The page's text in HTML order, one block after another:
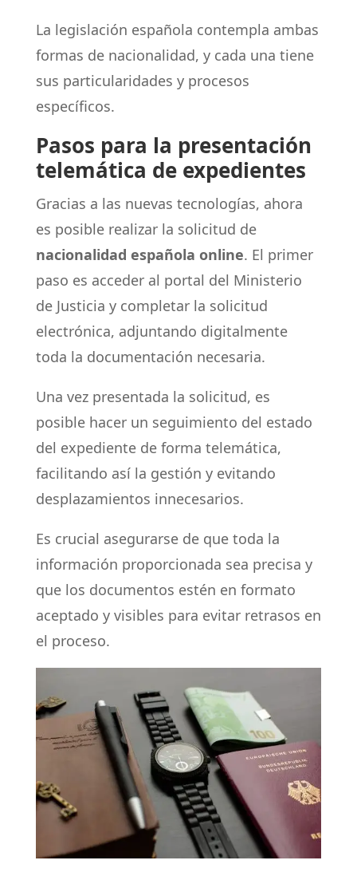
La legislación española contempla ambas
formas de nacionalidad, y cada una tiene
sus particularidades y procesos
específicos.
Pasos para la presentación
telemática de expedientes
Gracias a las nuevas tecnologías, ahora
es posible realizar la solicitud de
nacionalidad española online. El primer
paso es acceder al portal del Ministerio
de Justicia y completar la solicitud
electrónica, adjuntando digitalmente
toda la documentación necesaria.
Una vez presentada la solicitud, es
posible hacer un seguimiento del estado
del expediente de forma telemática,
facilitando así la gestión y evitando
desplazamientos innecesarios.
Es crucial asegurarse de que toda la
información proporcionada sea precisa y
que los documentos estén en formato
aceptado y visibles para evitar retrasos en
el proceso.